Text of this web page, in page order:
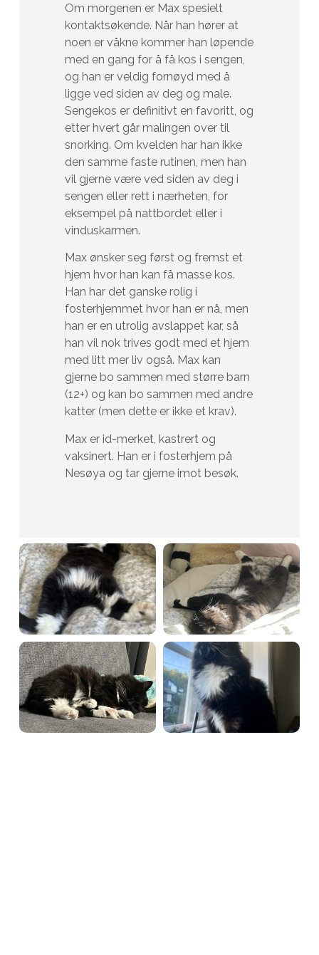
Om morgenen er Max spesielt
kontaktsøkende. Når han hører at
noen er våkne kommer han løpende
med en gang for å få kos i sengen,
og han er veldig fornøyd med å
ligge ved siden av deg og male.
Sengekos er definitivt en favoritt, og
etter hvert går malingen over til
snorking. Om kvelden har han ikke
den samme faste rutinen, men han
vil gjerne være ved siden av deg i
sengen eller rett i nærheten, for
eksempel på nattbordet eller i
vinduskarmen.
Max ønsker seg først og fremst et
hjem hvor han kan få masse kos.
Han har det ganske rolig i
fosterhjemmet hvor han er nå, men
han er en utrolig avslappet kar, så
han vil nok trives godt med et hjem
med litt mer liv også. Max kan
gjerne bo sammen med større barn
(12+) og kan bo sammen med andre
katter (men dette er ikke et krav).
Max er id-merket, kastrert og
vaksinert. Han er i fosterhjem på
Nesøya og tar gjerne imot besøk.